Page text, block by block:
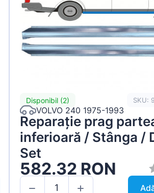
Disponibil (2) SKU:
VOLVO 240 1975-1993
Reparație prag
inferioară / Stânga /
Set
582.32 RON